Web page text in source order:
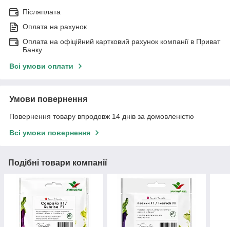
Післяплата
Оплата на рахунок
Оплата на офіційний картковий рахунок компанії в Приват
Банку
Всі умови оплати
Умови повернення
Повернення товару впродовж 14 днів за домовленістю
Всі умови повернення
Подібні товари компанії